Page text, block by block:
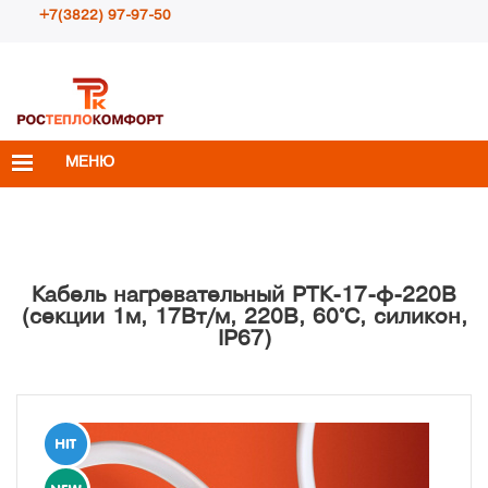
+7(3822) 97-97-50
info@rosteplokomfort.ru
МЕНЮ
Кабель нагревательный РТК-17-ф-220В
(секции 1м, 17Вт/м, 220В, 60°С, силикон,
IP67)